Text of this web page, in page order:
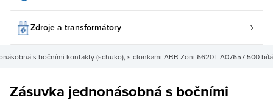
Zdroje a transformátory
s bočními kontakty (schuko), s clonkami ABB Zoni 6620T-A07657 500 bílá
Zásuvka jednonásobná s bočními